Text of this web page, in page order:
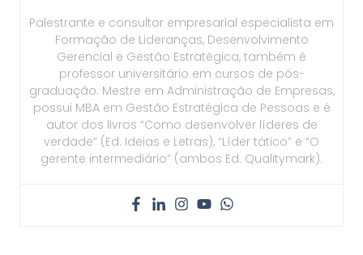
Palestrante e consultor empresarial especialista em
Formação de Lideranças, Desenvolvimento
Gerencial e Gestão Estratégica, também é
professor universitário em cursos de pós-
graduação. Mestre em Administração de Empresas,
possui MBA em Gestão Estratégica de Pessoas e é
autor dos livros “Como desenvolver líderes de
verdade” (Ed. Ideias e Letras), “Líder tático” e “O
gerente intermediário” (ambos Ed. Qualitymark).